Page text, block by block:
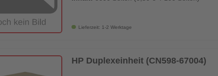
Lieferzeit: 1-2 Werktage
HP Duplexeinheit (CN598-67004)